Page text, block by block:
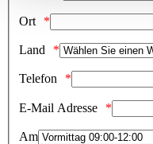
Ort
Land
Telefon
E-Mail Adresse
Am